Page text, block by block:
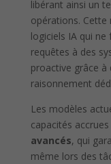
libérant ainsi un
opérations. Cette
logiciels IA qui
requêtes à des
proactive grâce à
raisonnement
Les modèles
capacités accrues
avancés, qui
même lors des